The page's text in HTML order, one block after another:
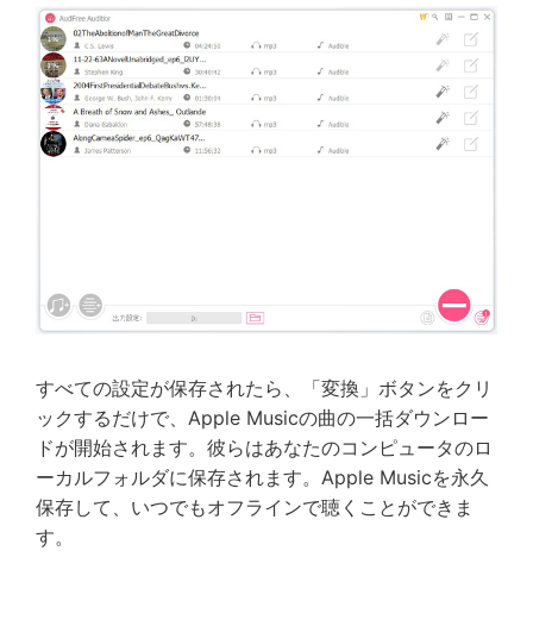
すべての設定が保存されたら、「変換」ボタンをクリ
ックするだけで、Apple Musicの曲の一括ダウンロー
ドが開始されます。彼らはあなたのコンピュータのロ
ーカルフォルダに保存されます。Apple Musicを永久
保存して、いつでもオフラインで聴くことができま
す。